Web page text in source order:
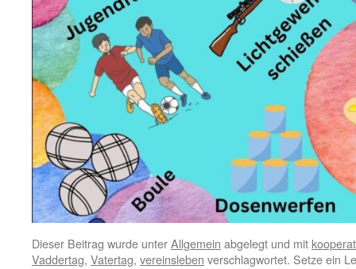
Dieser Beitrag wurde unterAllgemein abgelegt und mit
Vaddertag, Vatertag, vereinsleben verschlagwortet. Setze ein